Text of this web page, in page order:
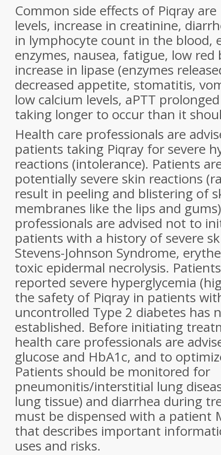
Common side effects of Piqray
levels, increase in creatinine,
in lymphocyte count in the blood,
enzymes, nausea, fatigue, low red
increase in lipase (enzymes
decreased appetite, stomatitis,
low calcium levels, aPTT
taking longer to occur than it
Health care professionals are
patients taking Piqray for severe
reactions (intolerance). Patients
potentially severe skin reactions
result in peeling and blistering of
membranes like the lips and
professionals are advised not to
patients with a history of severe
Stevens-Johnson Syndrome,
toxic epidermal necrolysis.
reported severe hyperglycemia
the safety of Piqray in patients
uncontrolled Type 2 diabetes has
established. Before initiating
health care professionals are
glucose and HbA1c, and to
Patients should be monitored for
pneumonitis/interstitial lung
lung tissue) and diarrhea during
must be dispensed with a patient
that describes important
uses and risks.